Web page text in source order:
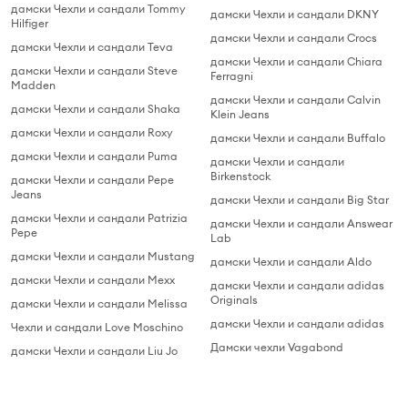
дамски Чехли и сандали Tommy
Hilfiger
дамски Чехли и сандали Teva
дамски Чехли и сандали Steve
Madden
дамски Чехли и сандали Shaka
дамски Чехли и сандали Roxy
дамски Чехли и сандали Puma
дамски Чехли и сандали Pepe
Jeans
дамски Чехли и сандали Patrizia
Pepe
дамски Чехли и сандали Mustang
дамски Чехли и сандали Mexx
дамски Чехли и сандали Melissa
Чехли и сандали Love Moschino
дамски Чехли и сандали Liu Jo
дамски Чехли и сандали DKNY
дамски Чехли и сандали Crocs
дамски Чехли и сандали Chiara
Ferragni
дамски Чехли и сандали Calvin
Klein Jeans
дамски Чехли и сандали Buffalo
дамски Чехли и сандали
Birkenstock
дамски Чехли и сандали Big Star
дамски Чехли и сандали Answear
Lab
дамски Чехли и сандали Aldo
дамски Чехли и сандали adidas
Originals
дамски Чехли и сандали adidas
Дамски чехли Vagabond